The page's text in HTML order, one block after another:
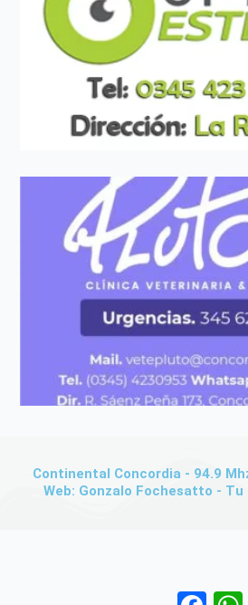
Continental Concordia - 94.9
Web: Gonzalo Fochesatto -